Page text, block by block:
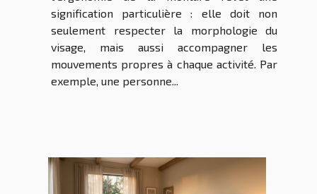
signification particulière : elle doit non
seulement respecter la morphologie du
visage, mais aussi accompagner les
mouvements propres à chaque activité. Par
exemple, une personne...